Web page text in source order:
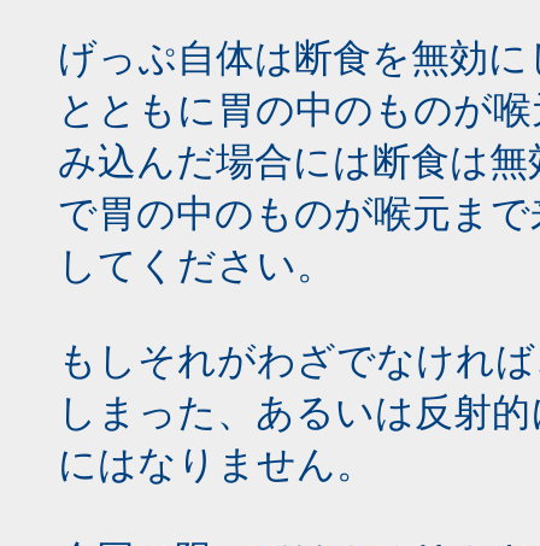
げっぷ自体は断食を無効
とともに胃の中のものが
み込んだ場合には断食は
で胃の中のものが喉元ま
してください。
もしそれがわざでなけれ
しまった、あるいは反射
にはなりません。